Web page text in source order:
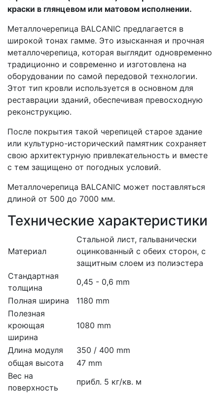
краски в глянцевом или матовом исполнении.
Металлочерепица BALCANIC предлагается в
широкой тонах гамме. Это изысканная и прочная
металлочерепица, которая выглядит одновременно
традиционно и современно и изготовлена на
оборудовании по самой передовой технологии.
Этот тип кровли используется в основном для
реставрации зданий, обеспечивая превосходную
реконструкцию.
После покрытия такой черепицей старое здание
или культурно-исторический памятник сохраняет
свою архитектурную привлекательность и вместе
с тем защищено от погодных условий.
Металлочерепица BALCANIC может поставляться
длиной от 500 до 7000 мм.
Технические характеристики
Материал
Стальной лист, гальванически
оцинкованный с обеих сторон, с
защитным слоем из полиэстера
Стандартная
толщина
0,45 - 0,6 mm
Полная ширина
1180 mm
Полезная
кроющая
ширина
1080 mm
Длина модуля
350 / 400 mm
общая высота
47 mm
Вес на
поверхность
прибл. 5 кг/кв. м